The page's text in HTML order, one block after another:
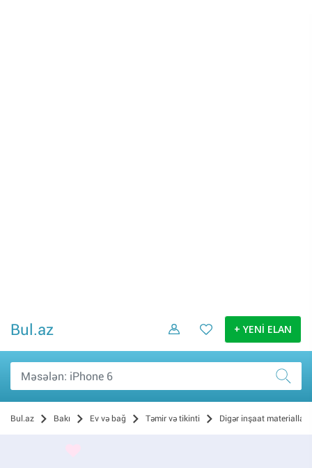
Bul.az + YENİ ELAN
Bul.az Bakı Ev və bağ Təmir və tikinti Digər inşaat materialları